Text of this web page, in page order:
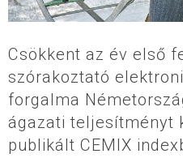
Csökkent az év első
szórakoztató
forgalma
ágazati teljesítményt
publikált CEMIX